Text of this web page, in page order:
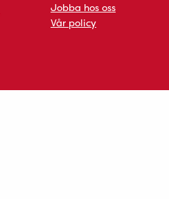
Jobba hos oss
Vår policy